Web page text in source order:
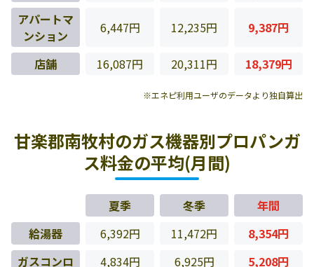
アパートマ
ンション
6,447円 12,235円 9,387円
店舗 16,087円 20,311円 18,379円
※エネピ利用ユーザのデータより独自算出
甘楽郡南牧村のガス機器別プロパンガ
ス料金の平均(月間)
夏季 冬季
年間
給湯器
6,392円 11,472円
8,354円
ガスコンロ
4,834円 6,925円 5,208円